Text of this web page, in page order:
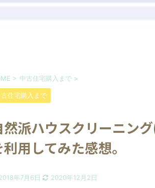
> 中古住宅購入まで >
住宅購入まで
然派ハウスクリーニン
利用してみた感想。
年7月6日 2020年12月2日